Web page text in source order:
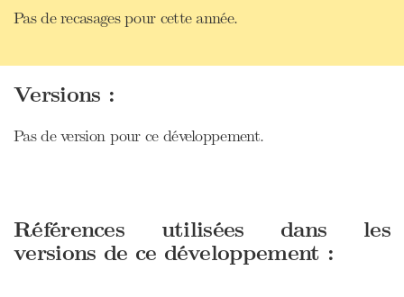
Pas de recasages pour cette année.
Versions :
Pas de version pour ce développement.
Références utilisées dans les
versions de ce développement :